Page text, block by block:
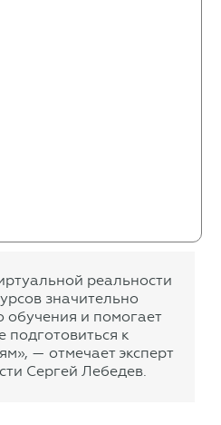
реальности
значительно
обучения и помогает
подготовиться к
— отмечает эксперт
Сергей Лебедев.